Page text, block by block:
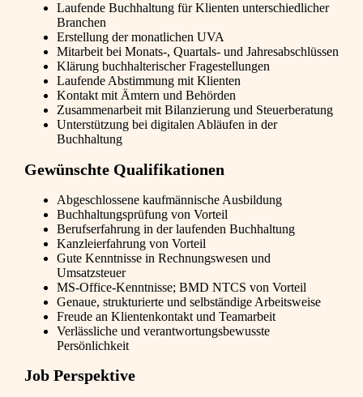
Laufende Buchhaltung für Klienten unterschiedlicher
Branchen
Erstellung der monatlichen UVA
Mitarbeit bei Monats-, Quartals- und Jahresabschlüssen
Klärung buchhalterischer Fragestellungen
Laufende Abstimmung mit Klienten
Kontakt mit Ämtern und Behörden
Zusammenarbeit mit Bilanzierung und Steuerberatung
Unterstützung bei digitalen Abläufen in der
Buchhaltung
Gewünschte Qualifikationen
Abgeschlossene kaufmännische Ausbildung
Buchhaltungsprüfung von Vorteil
Berufserfahrung in der laufenden Buchhaltung
Kanzleierfahrung von Vorteil
Gute Kenntnisse in Rechnungswesen und
Umsatzsteuer
MS-Office-Kenntnisse; BMD NTCS von Vorteil
Genaue, strukturierte und selbständige Arbeitsweise
Freude an Klientenkontakt und Teamarbeit
Verlässliche und verantwortungsbewusste
Persönlichkeit
Job Perspektive